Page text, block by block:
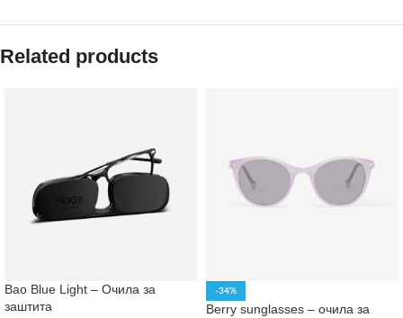
Related products
Bao Blue Light – Очила за
заштита
-34%
Berry sunglasses – очила за